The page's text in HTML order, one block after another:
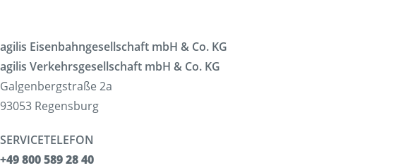
agilis Eisenbahngesellschaft mbH & Co. KG
agilis Verkehrsgesellschaft mbH & Co. KG
Galgenbergstraße 2a
93053 Regensburg
SERVICETELEFON
+49 800 589 28 40